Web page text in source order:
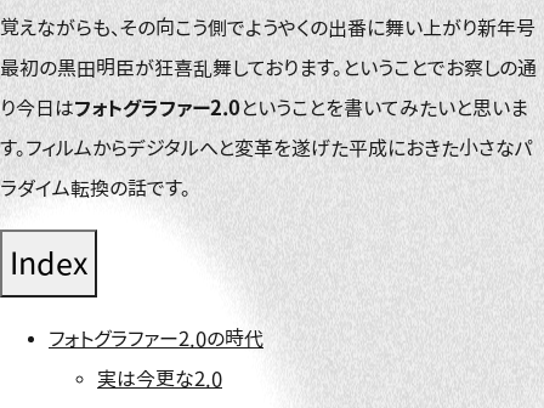
覚えながらも、その向こう側でようやくの出番に舞い上がり新年号
最初の黒田明臣が狂喜乱舞しております。ということでお察しの通
り今日はフォトグラファー2.0ということを書いてみたいと思いま
す。フィルムからデジタルへと変革を遂げた平成におきた小さなパ
ラダイム転換の話です。
Index
フォトグラファー2.0の時代
実は今更な2.0